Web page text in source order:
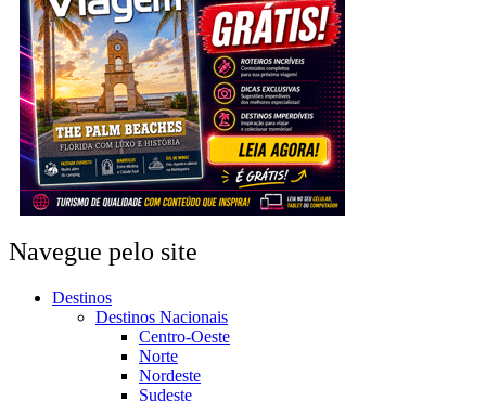
Navegue pelo site
Destinos
Destinos Nacionais
Centro-Oeste
Norte
Nordeste
Sudeste